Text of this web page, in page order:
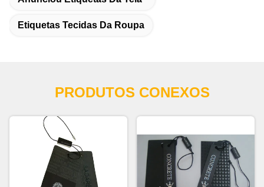
Etiquetas Tecidas Da Roupa
PRODUTOS CONEXOS